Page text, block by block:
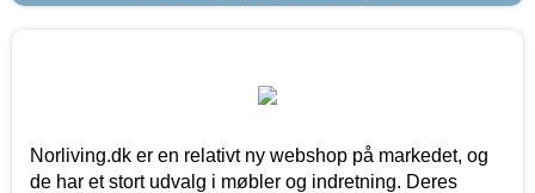
Norliving.dk er en relativt ny webshop på markedet, og
de har et stort udvalg i møbler og indretning. Deres